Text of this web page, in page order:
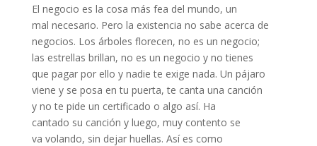
El negocio es la cosa más fea del mundo, un
mal necesario. Pero la existencia no sabe acerca de
negocios. Los árboles florecen, no es un negocio;
las estrellas brillan, no es un negocio y no tienes
que pagar por ello y nadie te exige nada. Un pájaro
viene y se posa en tu puerta, te canta una canción
y no te pide un certificado o algo así. Ha
cantado su canción y luego, muy contento se
va volando, sin dejar huellas. Así es como